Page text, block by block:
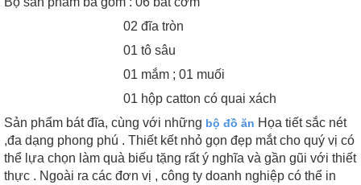
02 đĩa tròn
01 tô sâu
01 mắm ; 01 muối
01 hộp catton có quai xách
Sản phẩm bát đĩa, cùng với những bộ đồ ăn Họa tiết sắc nét
,đa dạng phong phú . Thiết kết nhỏ gọn đẹp mắt cho quý vị có
thể lựa chọn làm quà biếu tặng rất ý nghĩa và gần gũi với thiết
thực . Ngoài ra các đơn vị , công ty doanh nghiệp có thể in